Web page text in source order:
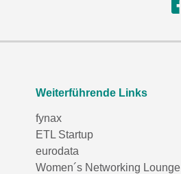
Weiterführende Links
fynax
ETL Startup
eurodata
Women´s Networking Lounge